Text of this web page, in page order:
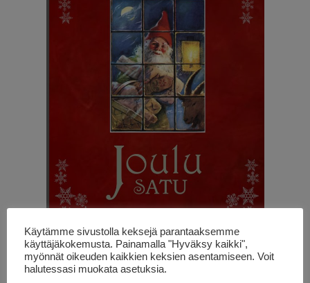
Kirjoittanut Katri Tapola
Käytämme sivustolla keksejä parantaaksemme
käyttäjäkokemusta. Painamalla "Hyväksy kaikki",
myönnät oikeuden kaikkien keksien asentamiseen. Voit
halutessasi muokata asetuksia.